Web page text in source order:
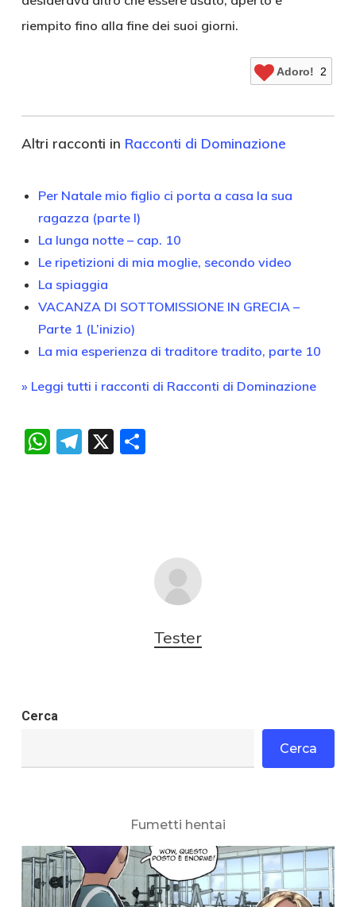
riempito fino alla fine dei suoi giorni.
Adoro! 2
Altri racconti in Racconti di Dominazione
Per Natale mio figlio ci porta a casa la sua
ragazza (parte I)
La lunga notte – cap. 10
Le ripetizioni di mia moglie, secondo video
La spiaggia
VACANZA DI SOTTOMISSIONE IN GRECIA –
Parte 1 (L’inizio)
La mia esperienza di traditore tradito, parte 10
» Leggi tutti i racconti di Racconti di Dominazione
WhatsApp
Telegram
X Condividi
Tester
Cerca
Cerca
Fumetti hentai